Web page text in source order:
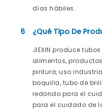
días hábiles.
6 ¿Qué Tipo De
JIEXIN produce
alimentos,
pintura, uso
boquilla, tubo de
redondo para el
para el cuidado de